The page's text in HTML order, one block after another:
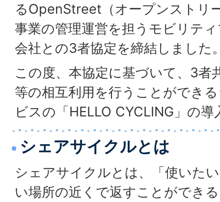
るOpenStreet（オープンストリ
事業の管理運営を担うモビリテ
会社との3者協定を締結しました
この度、本協定に基づいて、3者
等の相互利用を行うことができ
ビスの「HELLO CYCLING」の
シェアサイクルとは
シェアサイクルとは、「使いた
い場所の近くで返すことができ